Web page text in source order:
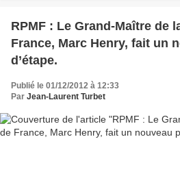
RPMF : Le Grand-Maître de
France, Marc Henry, fait un
d’étape.
Publié le 01/12/2012 à 12:33
Par Jean-Laurent Turbet